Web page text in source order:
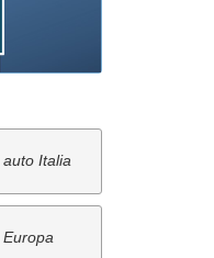
Italia